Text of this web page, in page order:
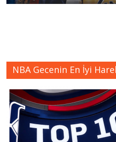
NBA Gecenin En İyi